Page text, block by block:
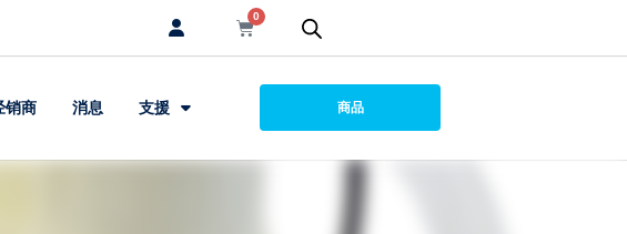
0
销商 消息 支援 商品